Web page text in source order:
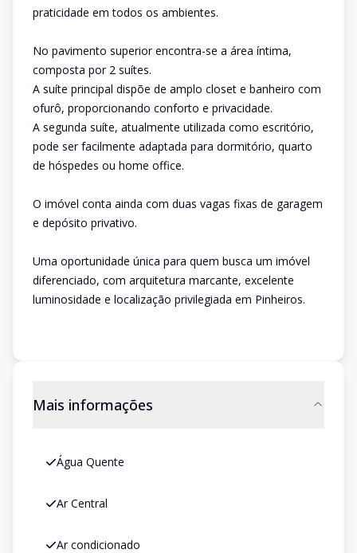
praticidade em todos os ambientes.
No pavimento superior encontra-se a área íntima,
composta por 2 suítes.
A suíte principal dispõe de amplo closet e banheiro com
ofurô, proporcionando conforto e privacidade.
A segunda suíte, atualmente utilizada como escritório,
pode ser facilmente adaptada para dormitório, quarto
de hóspedes ou home office.
O imóvel conta ainda com duas vagas fixas de garagem
e depósito privativo.
Uma oportunidade única para quem busca um imóvel
diferenciado, com arquitetura marcante, excelente
luminosidade e localização privilegiada em Pinheiros.
Mais informações
Água Quente
Ar Central
Ar condicionado